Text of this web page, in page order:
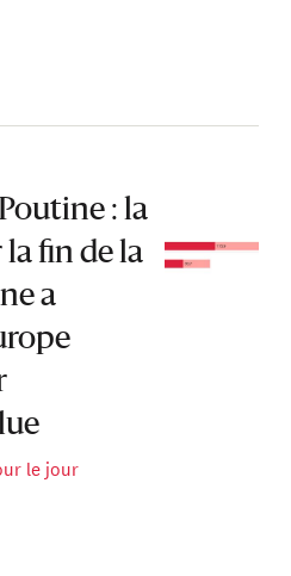
: la
fin de la
a
le jour